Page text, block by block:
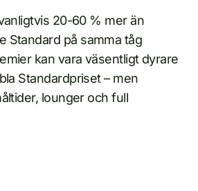
20-60 % mer än
Standard på samma tåg
kan vara väsentligt dyrare
Standardpriset – men
lounger och full